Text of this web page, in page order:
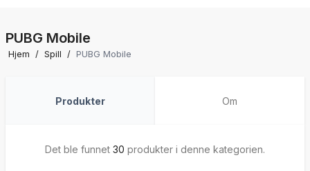
PUBG Mobile
Hjem / Spill / PUBG Mobile
Produkter Om
Det ble funnet 30 produkter i denne kategorien.